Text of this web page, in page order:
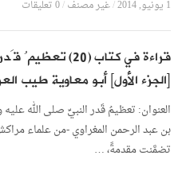
1 يونيو, 2014 /غير مصنف/0 تعليقات
قراءة في كتاب
[الجزء الأول] أبو معاوية طيب
تضمَّنت مقدمةً، …